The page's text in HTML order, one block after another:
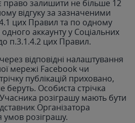
право залишити не більше 12
відгуку за зазначеними
цих Правил та по одному
аккаунту у Соціальних
п.3.1.4.2 цих Правил.
відповідні налаштування
мережі Facebook чи
публікацій приховано,
беруть. Особиста стрічка
Учасника розіграшу мають бути
Організатора
умов розіграшу.